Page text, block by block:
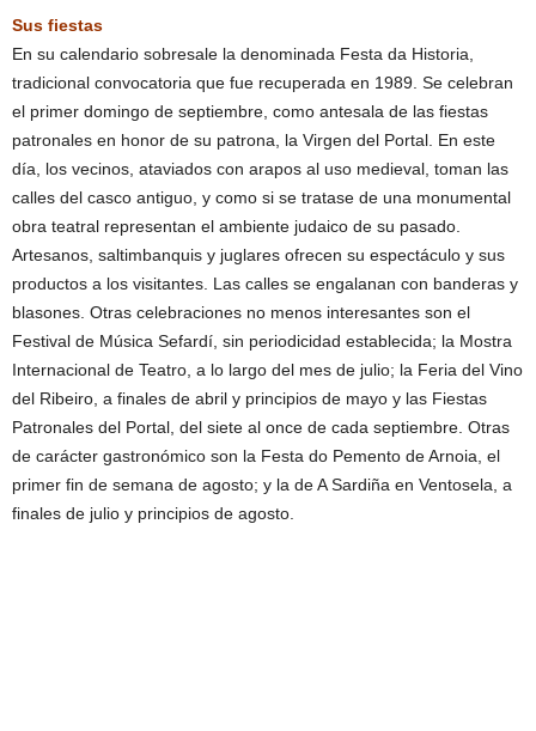
Sus fiestas
En su calendario sobresale la denominada Festa da Historia,
tradicional convocatoria que fue recuperada en 1989. Se celebran
el primer domingo de septiembre, como antesala de las fiestas
patronales en honor de su patrona, la Virgen del Portal. En este
día, los vecinos, ataviados con arapos al uso medieval, toman las
calles del casco antiguo, y como si se tratase de una monumental
obra teatral representan el ambiente judaico de su pasado.
Artesanos, saltimbanquis y juglares ofrecen su espectáculo y sus
productos a los visitantes. Las calles se engalanan con banderas y
blasones. Otras celebraciones no menos interesantes son el
Festival de Música Sefardí, sin periodicidad establecida; la Mostra
Internacional de Teatro, a lo largo del mes de julio; la Feria del Vino
del Ribeiro, a finales de abril y principios de mayo y las Fiestas
Patronales del Portal, del siete al once de cada septiembre. Otras
de carácter gastronómico son la Festa do Pemento de Arnoia, el
primer fin de semana de agosto; y la de A Sardiña en Ventosela, a
finales de julio y principios de agosto.